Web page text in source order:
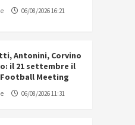
06/08/2026 16:21
Antonini, Corvino
il 21 settembre il
Meeting
06/08/2026 11:31